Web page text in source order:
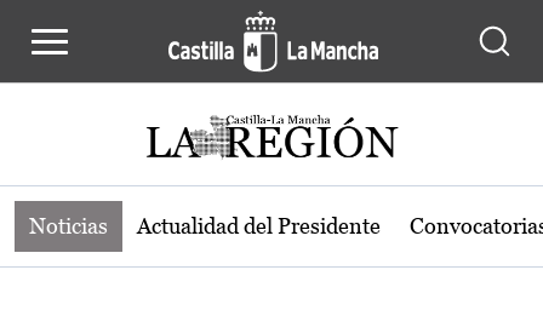
Noticias de la región de Castilla-La
Noticias Actualidad del Presidente